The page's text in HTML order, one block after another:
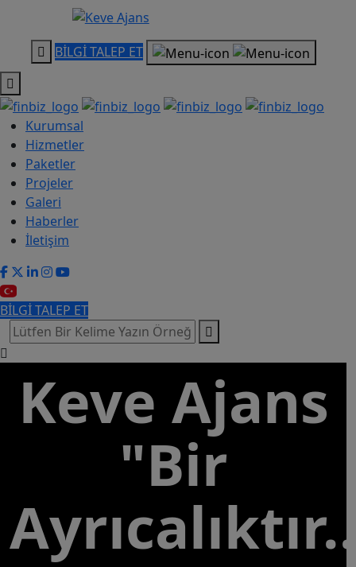
BİLGİ TALEP ET
Kurumsal
Hizmetler
Paketler
Projeler
Galeri
Haberler
İletişim
BİLGİ TALEP ET
Keve Ajans
"Bir